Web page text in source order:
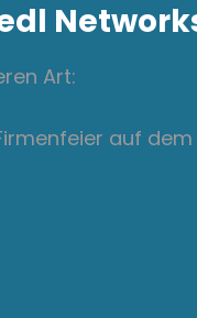
Art:
auf